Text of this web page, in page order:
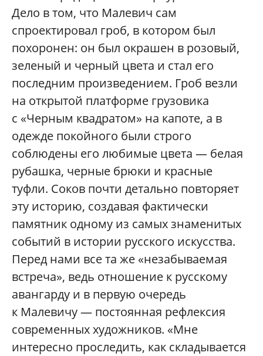
Дело в том, что Малевич сам
спроектировал гроб, в котором был
похоронен: он был окрашен в розовый,
зеленый и черный цвета и стал его
последним произведением. Гроб везли
на открытой платформе грузовика
с «Черным квадратом» на капоте, а в
одежде покойного были строго
соблюдены его любимые цвета — белая
рубашка, черные брюки и красные
туфли. Соков почти детально повторяет
эту историю, создавая фактически
памятник одному из самых знаменитых
событий в истории русского искусства.
Перед нами все та же «незабываемая
встреча», ведь отношение к русскому
авангарду и в первую очередь
к Малевичу — постоянная рефлексия
современных художников. «Мне
интересно проследить, как складывается